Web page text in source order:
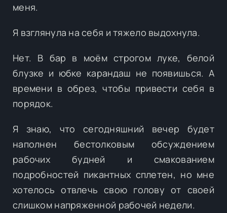
меня.
Я взглянула на себя и тяжело выдохнула.
Нет. В бар в моём строгом луке, белой
блузке и юбке карандаш не появишься. А
времени в обрез, чтобы привести себя в
порядок.
Я знаю, что сегодняшний вечер будет
наполнен бестолковым обсуждением
рабочих будней и смакованием
подробностей пикантных сплетен, но мне
хотелось отвлечь свою голову от своей
слишком напряженной рабочей недели.